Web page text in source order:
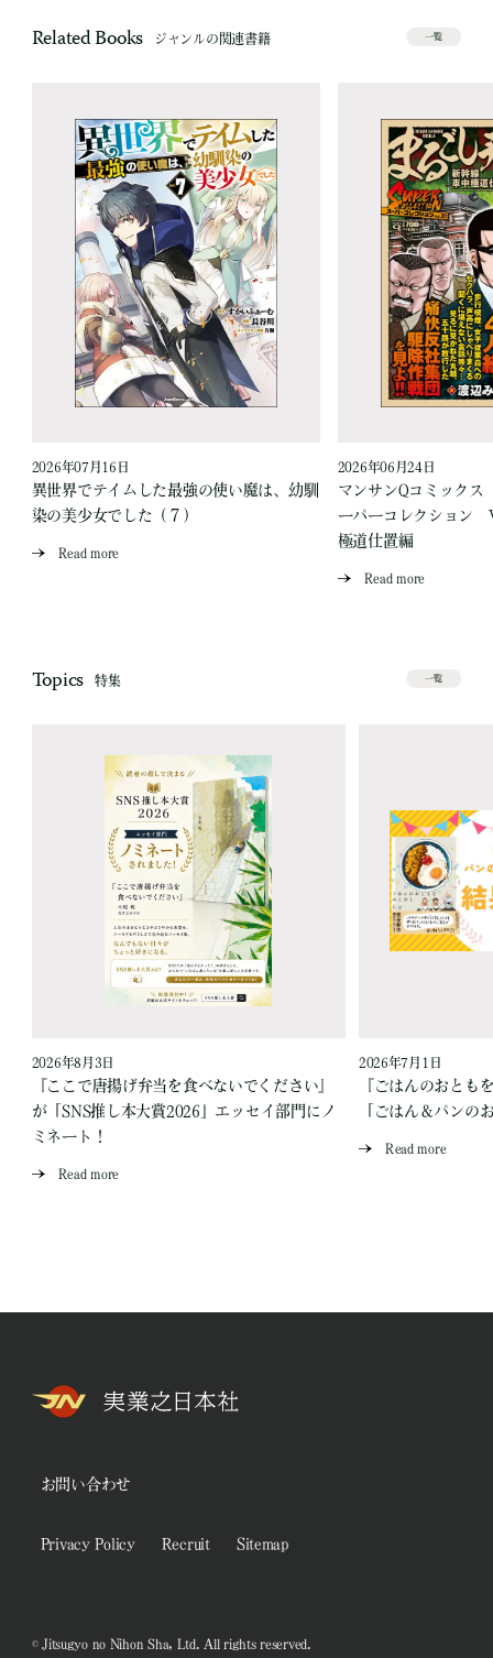
Related Books ジャンルの関連書籍 一覧
2026年07月16日
異世界でテイムした最強の使い魔は、幼馴
染の美少女でした（７）
Read more
2026年06月24日
マンサンQコミック
ーパーコレクション
極道仕置編
Read more
Topics 特集 一覧
2026年8月3日
『ここで唐揚げ弁当を食べないでください』
が「SNS推し本大賞2026」エッセイ部門にノ
ミネート！
Read more
2026年7月1日
『ごはんのおとも
「ごはん＆パンの
Read more
お問い合わせ
Privacy Policy Recruit Sitemap
© Jitsugyo no Nihon Sha, Ltd. All rights reserved.